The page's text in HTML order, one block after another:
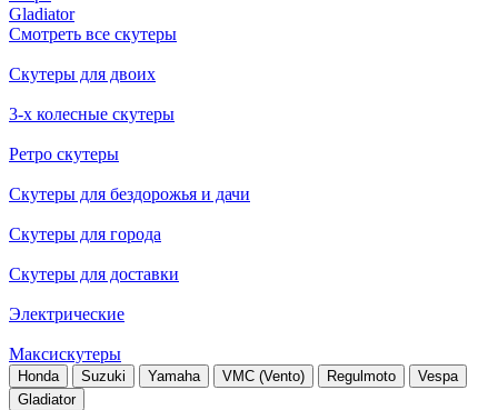
Gladiator
Смотреть все скутеры
Скутеры для двоих
3-х колесные скутеры
Ретро скутеры
Скутеры для бездорожья и дачи
Скутеры для города
Скутеры для доставки
Электрические
Максискутеры
Honda Suzuki Yamaha VMC (Vento) Regulmoto
Vespa
Gladiator